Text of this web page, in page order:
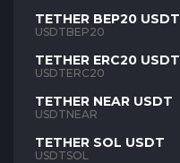
TETHER BEP20 USDT
USDTBEP20
TETHER ERC20 USDT
USDTERC20
TETHER NEAR USDT
USDTNEAR
TETHER SOL USDT
USDTSOL